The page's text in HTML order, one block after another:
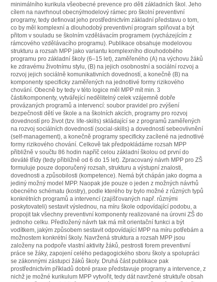
minimálního kurikula všeobecné prevence pro děti základních škol. Jeho
cílem na navrhnout obecný/modelový rámec pro školní preventivní
programy, tedy definovat jeho prostřednictvím základní představu o tom,
co by měl komplexní a dlouhodobý preventivní program splňovat a být
přitom v souladu se školním vzdělávacím programem (vycházejícím z
rámcového vzdělávacího programu). Publikace obsahuje modelovou
strukturu a rozsah MPP jako variantu komplexního dlouhodobého
programu pro základní školy (6–15 let), zaměřeného (A) na výchovu žáků
ke zdravému životnímu stylu, (B) na jejich osobnostní a sociální rozvoj a
rozvoj jejich sociálně komunikativních dovedností, a konečně (B) na
komponenty specificky zaměřených na jednotlivé formy rizikového
chování. Obecně by tedy v této logice měl MPP mít min. 3
části/komponenty, vytvářející nedělitelný celek vzájemně dobře
provázaných programů a intervencí: soubor pravidel pro zvýšení
bezpečnosti dětí ve škole a na školních akcích, programy pro rozvoj
dovedností pro život (tzv. life-skills) skládající se z programů zaměřených
na rozvoj sociálních dovedností (social-skills) a dovedností sebeovlivnění
(self-management), a konečně programy specificky zacílené na jednotlivé
formy rizikového chování. Celkově tak předpokládáme rozsah MPP
přibližně v součtu 86 hodin napříč celou základní školou od první do
deváté třídy (tedy přibližně od 6 do 15 let). Zpracovaný návrh MPP pro ZŠ
formuluje pouze doporučený rozsah, strukturu a výstupní znalosti,
dovednosti a způsobilosti (kompetence). Nemá být chápán jako dogma a
jediný možný model MPP. Naopak jde pouze o jeden z možných návrhů
obecného schématu (kostry), podle kterého by bylo možné z různých typů
konkrétních programů a intervencí (zajišťovaných např. různými
poskytovateli) sestavit výslednou, na míru škole odpovídající podobu, a
propojit tak všechny preventivní komponenty realizované na úrovni ZŠ do
jednoho celku. Předložený návrh tak má mít orientační funkci a být
vodítkem, jakým způsobem sestavit odpovídající MPP na míru potřebám a
možnostem konkrétní školy. Navržená struktura a rozsah MPP jsou
založeny na podpoře vlastní aktivity žáků, pestrosti forem preventivní
práce se žáky, zapojení celého pedagogického sboru školy a spolupráci
se zákonnými zástupci žáků školy. Druhá část publikace pak
prostřednictvím příkladů dobré praxe představuje programy a intervence, z
nichž je možné kurikulum MPP vytvořit, tedy dát navržené struktuře obsah